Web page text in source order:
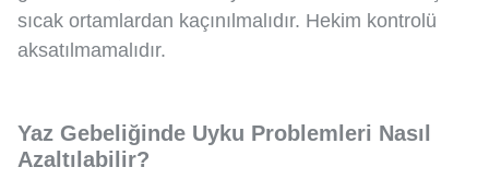
sıcak ortamlardan kaçınılmalıdır. Hekim kontrolü
aksatılmamalıdır.
Yaz Gebeliğinde Uyku Problemleri Nasıl
Azaltılabilir?